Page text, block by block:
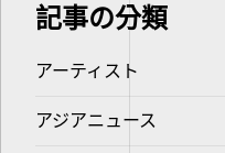
記事の分類
アーティスト
アジアニュース